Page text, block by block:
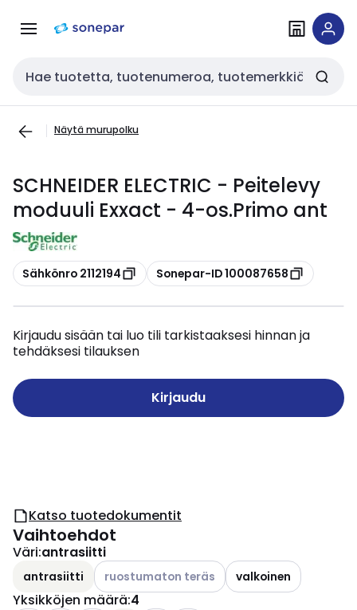
navigointiinsisältöön
Haku
Näytä murupolku
SCHNEIDER ELECTRIC - Peitelevy
moduuli Exxact - 4-os.Primo ant
Kopioi
Sähkönro 2112194 Kopioi
Sonepar-ID 100087658
Kirjaudu sisään tai luo tili tarkistaaksesi hinnan ja
tehdäksesi tilauksen
Kirjaudu
Katso tuotedokumentit
Vaihtoehdot
Väri:antrasiitti
antrasiitti Katso käytettävissä olevat vaihtoehdot
ruostumaton teräs valkoinen
Yksikköjen määrä:4